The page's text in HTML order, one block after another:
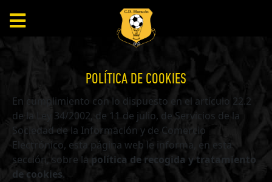
POLÍTICA DE COOKIES
En cumplimiento con lo dispuesto en el artículo 22.2
de la Ley 34/2002, de 11 de julio, de Servicios de la
Sociedad de la Información y de Comercio
Electrónico, esta página web le informa, en esta
sección, sobre la política de recogida y tratamiento
de cookies.